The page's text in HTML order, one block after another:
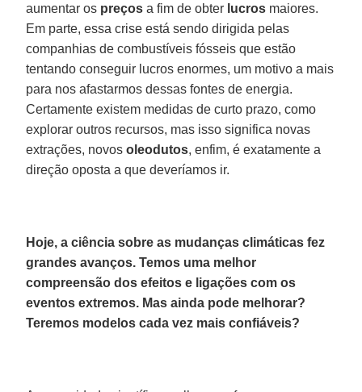
aumentar os preços a fim de obter lucros maiores.
Em parte, essa crise está sendo dirigida pelas
companhias de combustíveis fósseis que estão
tentando conseguir lucros enormes, um motivo a mais
para nos afastarmos dessas fontes de energia.
Certamente existem medidas de curto prazo, como
explorar outros recursos, mas isso significa novas
extrações, novosoleodutos, enfim, é exatamente a
direção oposta a que deveríamos ir.
Hoje, a ciência sobre as mudanças climáticas fez
grandes avanços. Temos uma melhor
compreensão dos efeitos e ligações com os
eventos extremos. Mas ainda pode melhorar?
Teremos modelos cada vez mais confiáveis?